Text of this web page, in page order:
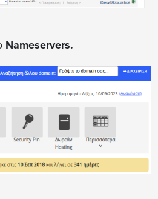
Nameservers.